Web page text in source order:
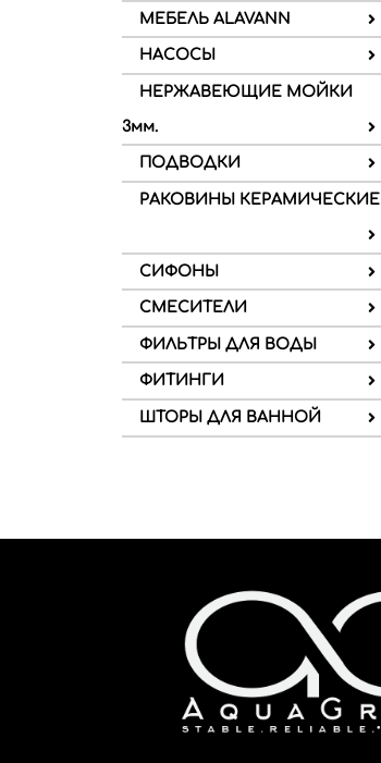
МЕБЕЛЬ ALAVANN
НАСОСЫ
НЕРЖАВЕЮЩИЕ МОЙКИ
3мм.
ПОДВОДКИ
РАКОВИНЫ КЕРАМИЧЕСКИЕ
СИФОНЫ
СМЕСИТЕЛИ
ФИЛЬТРЫ ДЛЯ ВОДЫ
ФИТИНГИ
ШТОРЫ ДЛЯ ВАННОЙ